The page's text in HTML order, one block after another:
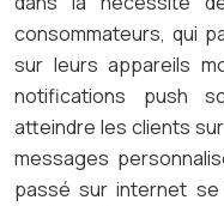
consommateurs, qui
sur leurs appareils
notifications push
atteindre les clients
messages
passé sur internet